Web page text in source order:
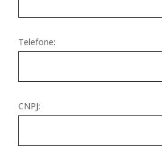
Telefone:
CNPJ: